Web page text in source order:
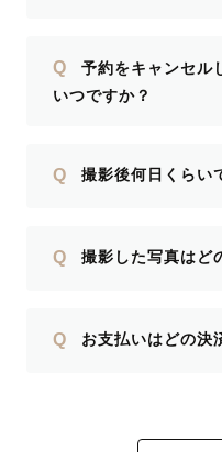
Q
予約をキャンセル
いつですか？
Q 撮影後何日くらい
Q 撮影した写真はど
Q お支払いはどの決